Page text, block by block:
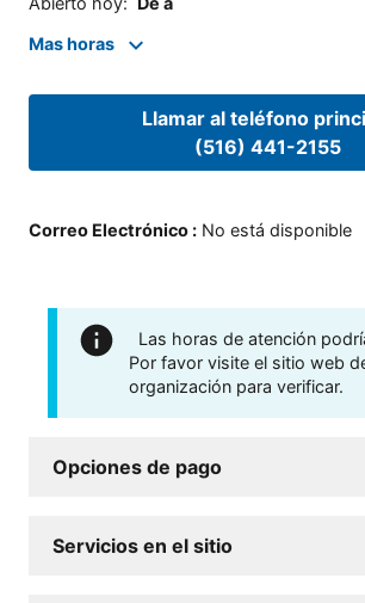
Mas horas
Llamar al teléfono
(516) 441-2155
Correo Electrónico : No está disponible
Las horas de atención
Por favor visite el sitio web
organización para verificar.
Opciones de pago
Servicios en el sitio